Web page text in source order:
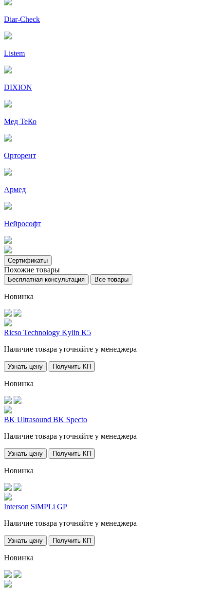
Diar-Cheсk
Listem
DIXION
Мед ТеКо
Орторент
Армед
Нейрософт
Сертификаты
Похожие товары
Бесплатная консультация Все товары
Новинка
Ricso Technology Kylin K5
Наличие товара уточняйте у менеджера
Узнать цену Получить КП
Новинка
BK Ultrasound BK Specto
Наличие товара уточняйте у менеджера
Узнать цену Получить КП
Новинка
Interson SiMPLi GP
Наличие товара уточняйте у менеджера
Узнать цену Получить КП
Новинка